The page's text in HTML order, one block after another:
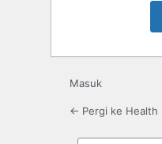
Masuk
← Pergi ke Health